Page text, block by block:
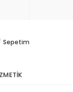
Sepetim